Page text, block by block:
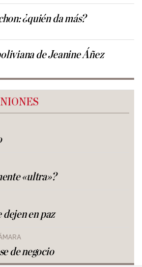
¿quién da más?
de Jeanine Áñez
«ultra»?
en paz
de negocio